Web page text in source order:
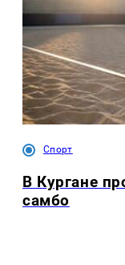
Спорт
В Кургане
самбо